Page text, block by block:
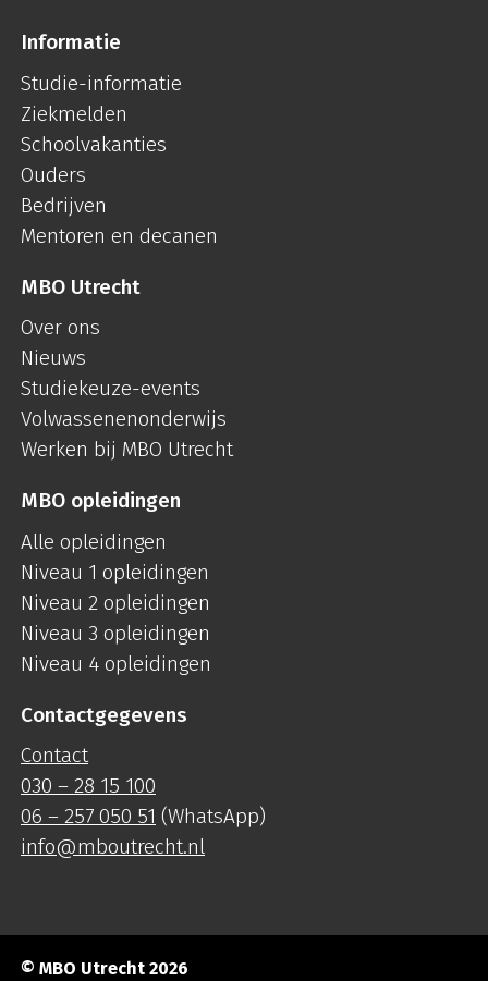
Informatie
Studie-informatie
Ziekmelden
Schoolvakanties
Ouders
Bedrijven
Mentoren en decanen
MBO Utrecht
Over ons
Nieuws
Studiekeuze-events
Volwassenenonderwijs
Werken bij MBO Utrecht
MBO opleidingen
Alle opleidingen
Niveau 1 opleidingen
Niveau 2 opleidingen
Niveau 3 opleidingen
Niveau 4 opleidingen
Contactgegevens
Contact
030 – 28 15 100
06 – 257 050 51 (WhatsApp)
info@mboutrecht.nl
© MBO Utrecht 2026